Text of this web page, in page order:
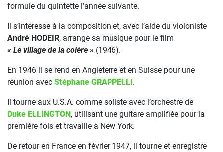
formule du quintette l’année suivante.
Il s’intéresse à la composition et, avec l’aide du violoniste
André HODEIR, arrange sa musique pour le film
« Le village de la colère » (1946).
En 1946 il se rend en Angleterre et en Suisse pour une
réunion avec Stéphane GRAPPELLI .
Il tourne aux U.S.A. comme soliste avec l’orchestre de
Duke ELLINGTON , utilisant une guitare amplifiée pour la
première fois et travaille à New York.
De retour en France en février 1947, il tourne et enregistre